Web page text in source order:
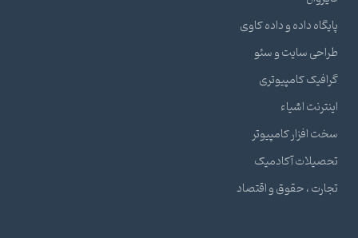
پایگاه داده و داده کاوی
طراحی سایت و سئو
گرافیک کامپیوتری
اینترنت اشیاء
سخت افزار کامپیوتر
تحصیلات آکادمیک
تجارت ، حقوق و اقتصاد